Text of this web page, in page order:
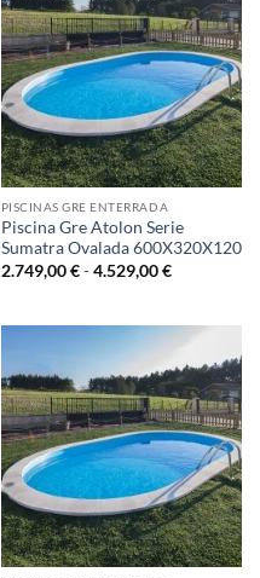
PISCINAS GRE ENTERRADA
Piscina Gre Atolon Serie
Sumatra Ovalada 600X320X120
2.749,00€ - 4.529,00€Rango
2.749,00 €
hasta
4.529,00 €